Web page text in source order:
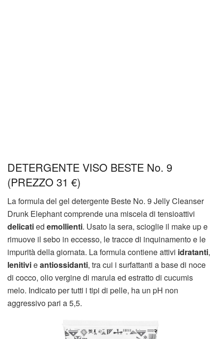
DETERGENTE VISO BESTE No. 9
(PREZZO 31 €)
La formula del gel detergente Beste No. 9 Jelly Cleanser
Drunk Elephant comprende una miscela di tensioattivi
delicatied emollienti. Usato la sera, scioglie il make up e
rimuove il sebo in eccesso, le tracce di inquinamento e le
impurità della giornata. La formula contiene attivi idratanti,
lenitivieantiossidanti, tra cui i surfattanti a base di noce
di cocco, olio vergine di marula ed estratto di cucumis
melo. Indicato per tutti i tipi di pelle, ha un pH non
aggressivo pari a 5,5.